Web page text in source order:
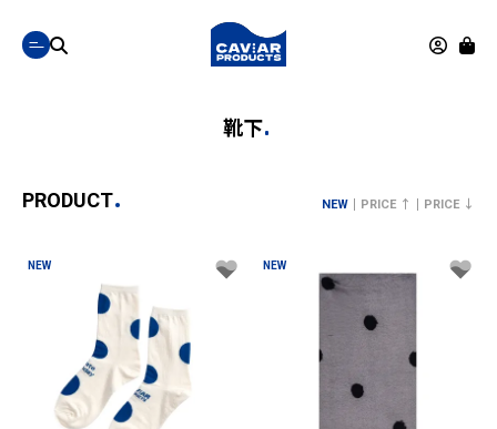
靴下
PRODUCT NEW PRICE ↑ PRICE ↓
NEW NEW